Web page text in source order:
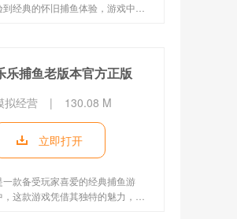
经典的怀旧捕鱼体验，游戏中有
乐捕鱼老版本官方正版
拟经营 | 130.08 M
立即打开
款备受玩家喜爱的经典捕鱼游
这款游戏凭借其独特的魅力，为